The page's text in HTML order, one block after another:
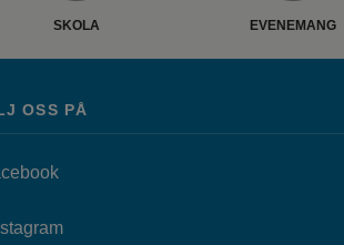
SKOLA EVENEMANG
i nytt fönster.
OSS PÅ
Länk till annan webbplats, öppnas i
Länk till annan webbplats, öppnas i